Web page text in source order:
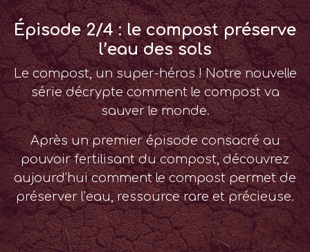
Épisode 2/4 : le compost préserve
l’eau des sols
Le compost, un super-héros ! Notre nouvelle
série décrypte comment le compost va
sauver le monde.
Après un premier épisode consacré au
pouvoir fertilisant du compost, découvrez
aujourd’hui comment le compost permet de
préserver l’eau, ressource rare et précieuse.